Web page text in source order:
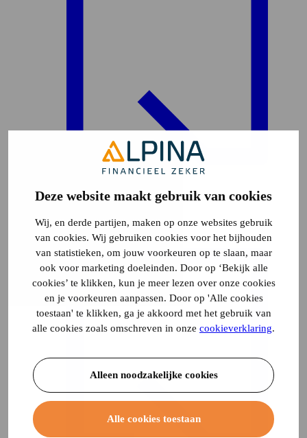
Deze website maakt gebruik van cookies
Wij, en derde partijen, maken op onze websites gebruik
van cookies. Wij gebruiken cookies voor het bijhouden
van statistieken, om jouw voorkeuren op te slaan, maar
ook voor marketing doeleinden. Door op ‘Bekijk alle
cookies’ te klikken, kun je meer lezen over onze cookies
en je voorkeuren aanpassen. Door op 'Alle cookies
toestaan' te klikken, ga je akkoord met het gebruik van
alle cookies zoals omschreven in onze cookieverklaring.
Alleen noodzakelijke cookies
Alle cookies toestaan